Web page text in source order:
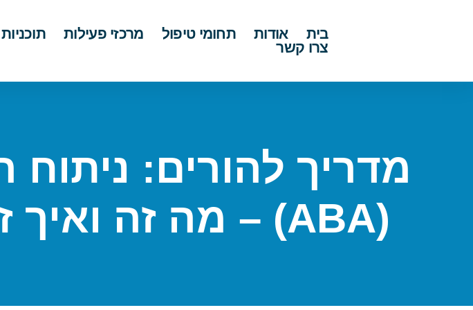
בית אודות תחומי טיפול מרכזי פעילות
צרו קשר
מדריך להורים: ניתוח
(ABA) – מה זה ואיך זה יעזור לילד?